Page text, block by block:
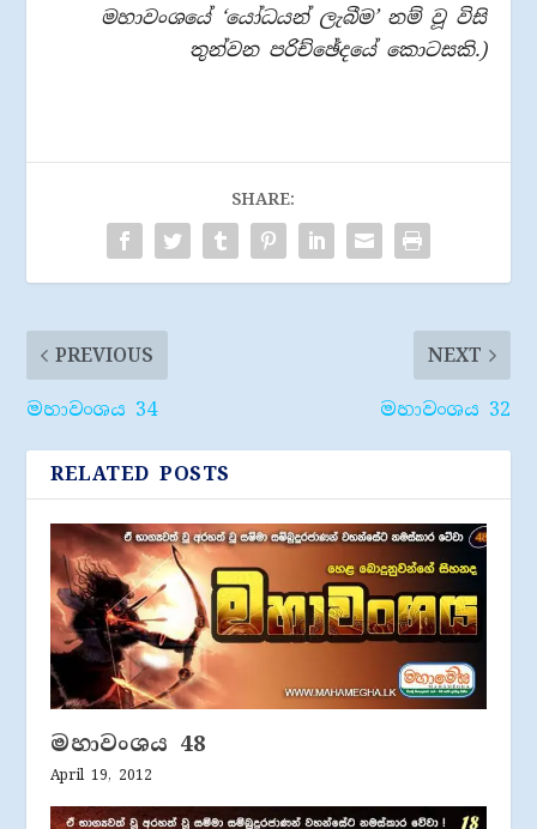
මහාවංශයේ ‘යෝධයන් ලැබීම’ නම් වූ විසි
තුන්වන පරිච්ඡේදයේ කොටසකි.)
SHARE:
PREVIOUS
මහාවංශය 34
NEXT
මහාවංශය 32
RELATED POSTS
මහාවංශය 48
April 19, 2012